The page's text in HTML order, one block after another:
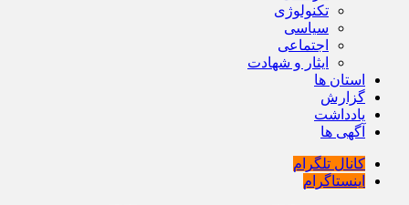
تکنولوژی
سیاسی
اجتماعی
ایثار و شهادت
استان ها
گزارش
یادداشت
آگهی ها
کانال تلگرام
اینستاگرام